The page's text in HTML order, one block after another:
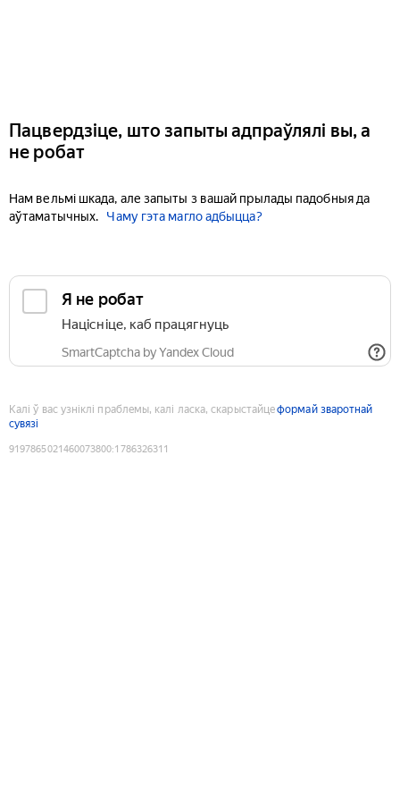
Пацвердзіце, што запыты адпраўлялі вы, а
не робат
Нам вельмі шкада, але запыты з вашай прылады падобныя да
аўтаматычных.
Чаму гэта магло адбыцца?
Я не робат
Націсніце, каб працягнуць
SmartCaptcha by Yandex Cloud
Калі ў вас узніклі праблемы, калі ласка, скарыстайцеформай зваротнай
сувязі
9197865021460073800:1786326311